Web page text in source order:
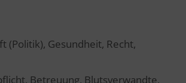
(Politik), Gesundheit, Recht,
, Betreuung, Blutsverwandte,